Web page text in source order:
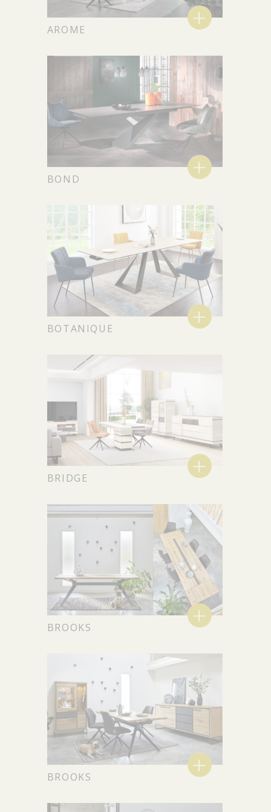
AROME +
BOND +
BOTANIQUE +
BRIDGE +
BROOKS +
BROOKS +